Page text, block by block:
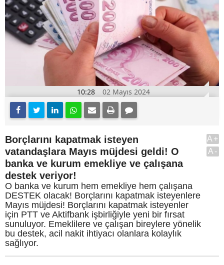
10:28 02 Mayıs 2024
Borçlarını kapatmak isteyen
vatandaşlara Mayıs müjdesi geldi! O
banka ve kurum emekliye ve çalışana
destek veriyor!
O banka ve kurum hem emekliye hem çalışana
DESTEK olacak! Borçlarını kapatmak isteyenlere
Mayıs müjdesi! Borçlarını kapatmak isteyenler
için PTT ve Aktifbank işbirliğiyle yeni bir fırsat
sunuluyor. Emeklilere ve çalışan bireylere yönelik
bu destek, acil nakit ihtiyacı olanlara kolaylık
sağlıyor.
A+
A-